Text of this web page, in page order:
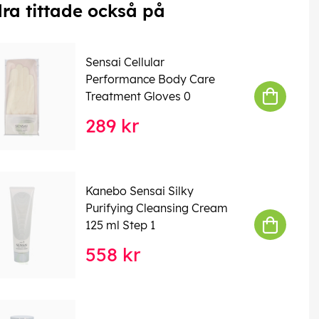
tittade också på
Sensai Cellular
Performance Body Care
Treatment Gloves 0
289 kr
Kanebo Sensai Silky
Purifying Cleansing Cream
125 ml Step 1
558 kr